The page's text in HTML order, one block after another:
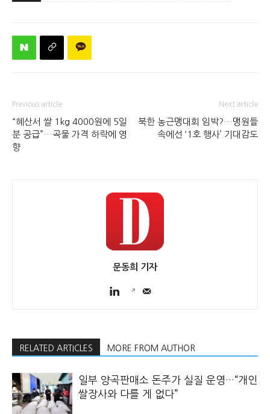
Previous article
“혜산서 쌀 1kg 4000원에 5일
분 공급”…곡물 가격 하락에 영
향
Next article
북한 농근맹대회 임박?…맹원들
속에선 ‘1호 행사’ 기대감도
문동희 기자
RELATED ARTICLES MORE FROM AUTHOR
일부 양곡판매소 돈주가 실질 운영…“개인
쌀장사와 다를 게 없다”